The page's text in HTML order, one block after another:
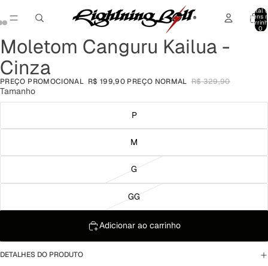
Total
itens
0
Abrir
imagem
em
tela
cheia
Abrir
imagem
em
tela
cheia
Abrir
imagem
em
tela
cheia
Moletom Canguru Kailua -
Cinza
PREÇO PROMOCIONAL R$ 199,90 PREÇO NORMAL R$ 329,90
Tamanho
P
M
G
GG
Adicionar ao carrinho
DETALHES DO PRODUTO